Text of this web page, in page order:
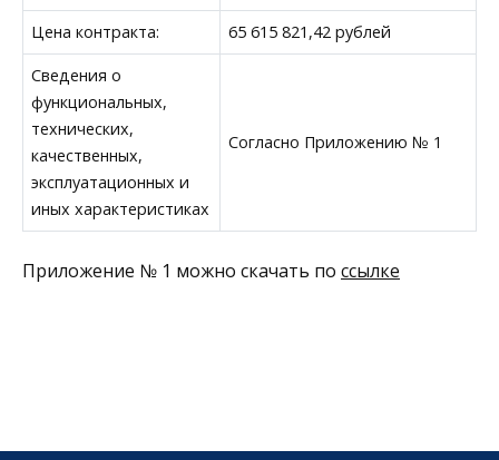
Цена контракта: 65 615 821,42 рублей
Сведения о
функциональных,
технических,
качественных,
эксплуатационных и
иных характеристиках
Согласно Приложению № 1
Приложение № 1 можно скачать по ссылке